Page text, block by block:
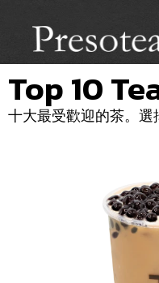
Top 10
十大最受歡迎的茶。